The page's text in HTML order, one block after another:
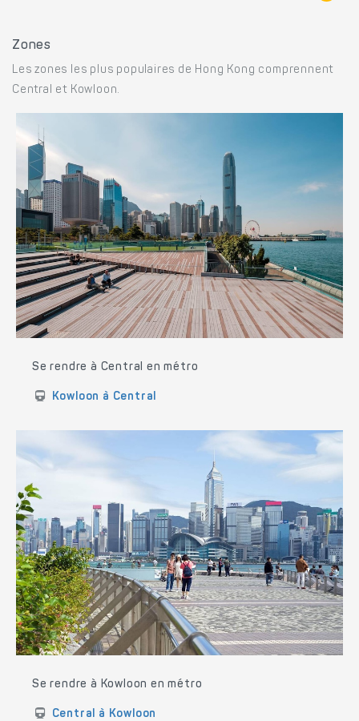
Zones
Les zones les plus populaires de Hong Kong comprennent
Central et Kowloon.
Se rendre à Central en métro
Kowloon à Central
Se rendre à Kowloon en métro
Central à Kowloon